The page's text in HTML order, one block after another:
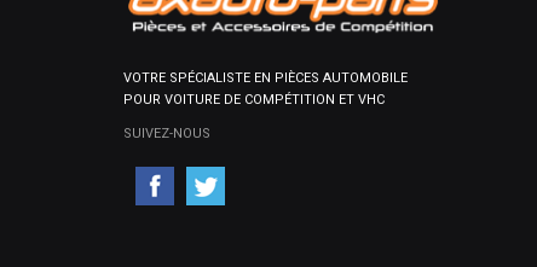
VOTRE SPÉCIALISTE EN PIÈCES AUTOMOBILE
POUR VOITURE DE COMPÉTITION ET VHC
SUIVEZ-NOUS